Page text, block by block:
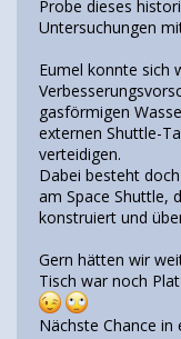
Probe dieses
Untersuchungen
Eumel konnte sich
gasförmigen
externen Shuttle-
verteidigen.
Dabei besteht
am Space Shuttle,
konstruiert und
Gern hätten wir
Tisch war noch
Nächste Chance in